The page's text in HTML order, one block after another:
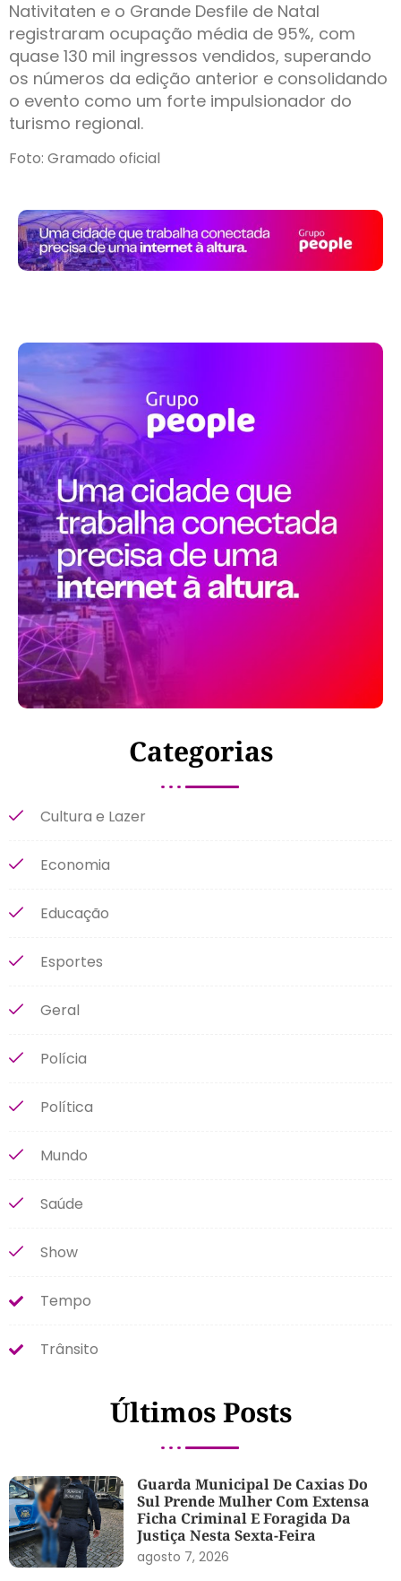
Nativitaten e o Grande Desfile de Natal
registraram ocupação média de 95%, com
quase 130 mil ingressos vendidos, superando
os números da edição anterior e consolidando
o evento como um forte impulsionador do
turismo regional.
Foto: Gramado oficial
Categorias
Cultura e Lazer
Economia
Educação
Esportes
Geral
Polícia
Política
Mundo
Saúde
Show
Tempo
Trânsito
Últimos Posts
Guarda Municipal De Caxias Do
Sul Prende Mulher Com Extensa
Ficha Criminal E Foragida Da
Justiça Nesta Sexta-Feira
agosto 7, 2026